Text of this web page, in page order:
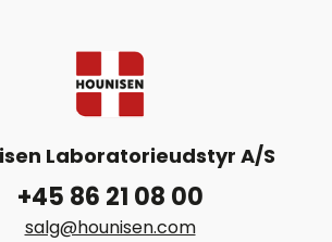
Laboratorieudstyr A/S
+45 86 21 08 00
salg@hounisen.com